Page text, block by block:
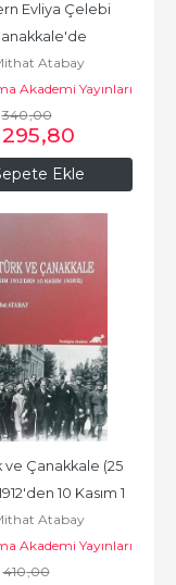
Ekle
Evliya Çelebi
Atabay
Akademi Yayınları
340,00
295,80
ve Çanakkale (25
10 Kasım 1
Atabay
Akademi Yayınları
410,00